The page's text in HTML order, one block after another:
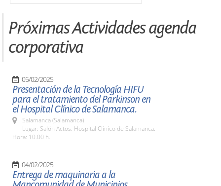
Próximas Actividades agenda
corporativa
05/02/2025
Presentación de la Tecnología HIFU
para el tratamiento del Parkinson en
el Hospital Clínico de Salamanca.
Salamanca (Salamanca)
Lugar: Salón Actos. Hospital Clínico de Salamanca.
Hora: 10.00 h.
04/02/2025
Entrega de maquinaria a la